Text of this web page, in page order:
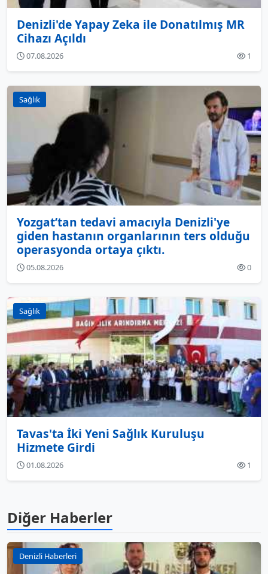
Denizli'de Yapay Zeka ile Donatılmış MR
Cihazı Açıldı
07.08.2026 1
Sağlık
Yozgat’tan tedavi amacıyla Denizli'ye
giden hastanın organlarının ters olduğu
operasyonda ortaya çıktı.
05.08.2026 0
Sağlık
Tavas'ta İki Yeni Sağlık Kuruluşu
Hizmete Girdi
01.08.2026 1
Diğer Haberler
Denizli Haberleri